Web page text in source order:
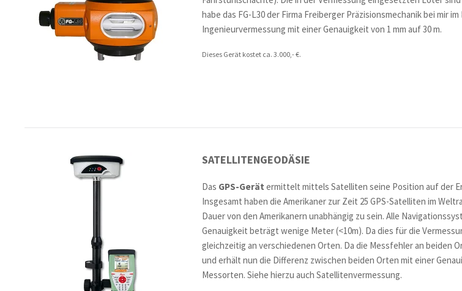
habe das FG-L30 der Firma Freiberger Präzisionsmechanik bei mir
Ingenieurvermessung mit einer Genauigkeit von 1 mm auf 30 m.
Dieses Gerät kostet ca. 3.000,- €.
SATELLITENGEODÄSIE
Das GPS-Gerät ermittelt mittels Satelliten seine Position auf der
Insgesamt haben die Amerikaner zur Zeit 25 GPS-Satelliten im
Dauer von den Amerikanern unabhängig zu sein. Alle
Genauigkeit beträgt wenige Meter (<10m). Da dies für die
gleichzeitig an verschiedenen Orten. Da die Messfehler an beiden
und erhält nun die Differenz zwischen beiden Orten mit einer
Messorten. Siehe hierzu auch Satellitenvermessung.